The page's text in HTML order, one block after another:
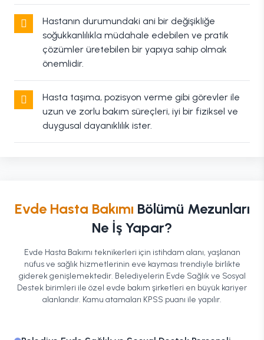
Hastanın durumundaki ani bir değişikliğe
soğukkanlılıkla müdahale edebilen ve pratik
çözümler üretebilen bir yapıya sahip olmak
önemlidir.
Hasta taşıma, pozisyon verme gibi görevler ile
uzun ve zorlu bakım süreçleri, iyi bir fiziksel ve
duygusal dayanıklılık ister.
Evde Hasta Bakımı Bölümü Mezunları
Ne İş Yapar?
Evde Hasta Bakımı teknikerleri için istihdam alanı, yaşlanan
nüfus ve sağlık hizmetlerinin eve kayması trendiyle birlikte
giderek genişlemektedir. Belediyelerin Evde Sağlık ve Sosyal
Destek birimleri ile özel evde bakım şirketleri en büyük kariyer
alanlarıdır. Kamu atamaları KPSS puanı ile yapılır.